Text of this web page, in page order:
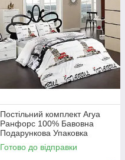
Постільний комплект Arya
Ранфорс 100% Бавовна
Подарункова Упаковка
полуторний
Готово до відправки